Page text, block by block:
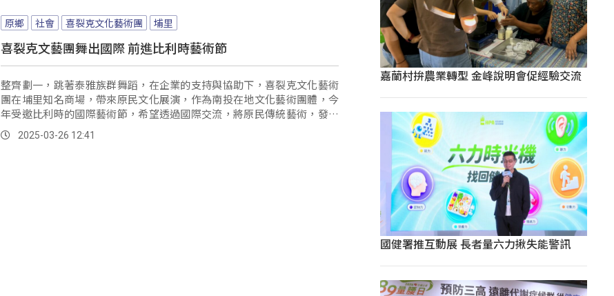
原鄉 社會 喜裂克文化藝術團 埔里
喜裂克文藝團舞出國際 前進比利時藝術節
整齊劃一，跳著泰雅族群舞蹈，在企業的支持與協助下，喜裂克文化藝術
團在埔里知名商場，帶來原民文化展演，作為南投在地文化藝術團體，今
年受邀比利時的國際藝術節，希望透過國際交流，將原民傳統藝術，發揚
光大。2025-03-26 12:41
嘉蘭村拚農業轉型 金峰說明會促經驗交流
國健署推互動展 長者量六力揪失能警訊